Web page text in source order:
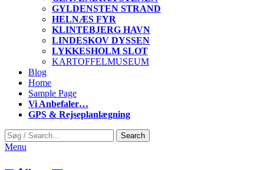
GYLDENSTEN STRAND
HELNÆS FYR
KLINTEBJERG HAVN
LINDESKOV DYSSEN
LYKKESHOLM SLOT
KARTOFFELMUSEUM
Blog
Home
Sample Page
Vi Anbefaler…
GPS & Rejseplanlægning
Search
Search
for:
Menu